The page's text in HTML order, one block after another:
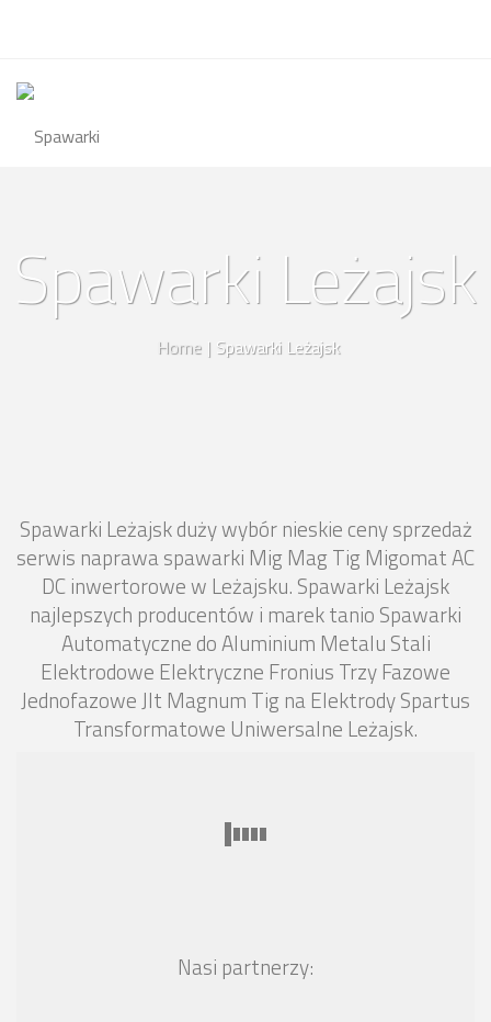
Spawarki Leżajsk
Home | Spawarki Leżajsk
Spawarki Leżajsk duży wybór nieskie ceny sprzedaż
serwis naprawa spawarki Mig Mag Tig Migomat AC
DC inwertorowe w Leżajsku. Spawarki Leżajsk
najlepszych producentów i marek tanio Spawarki
Automatyczne do Aluminium Metalu Stali
Elektrodowe Elektryczne Fronius Trzy Fazowe
Jednofazowe Jlt Magnum Tig na Elektrody Spartus
Transformatowe Uniwersalne Leżajsk.
Nasi partnerzy: